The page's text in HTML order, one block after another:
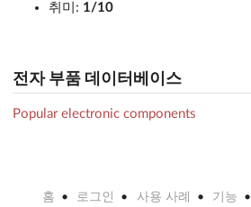
취미: 1/10
전자 부품 데이터베이스
Popular electronic components
홈 로그인 사용 사례 기능